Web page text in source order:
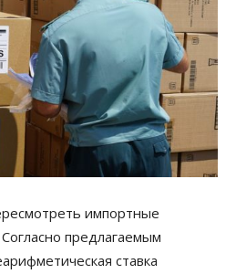
импортные
предлагаемым
ставка